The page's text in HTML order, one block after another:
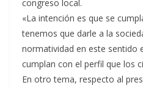
congreso local.
«La intención es que se
tenemos que darle a la
normatividad en este sentido
cumplan con el perfil que los
En otro tema, respecto al